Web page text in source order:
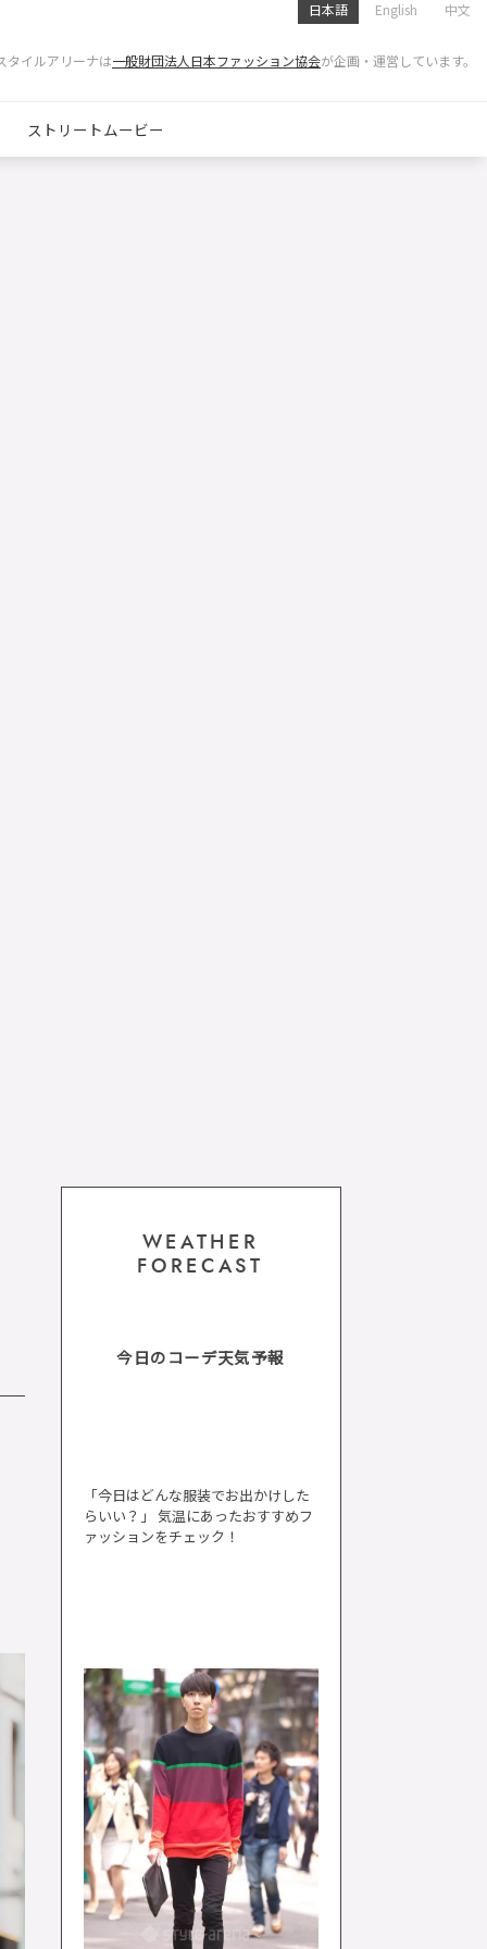
日本語 English 中文
タイルアリーナは一般財団法人日本ファッション協会が企画・運営しています。
ストリートムービー
WEATHER
FORECAST
今日のコーデ天気予報
「今日はどんな服装でお出かけした
らいい？」 気温にあったおすすめフ
ァッションをチェック！